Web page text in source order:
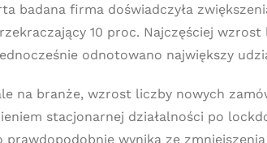
badana firma doświadczyła
10 proc. Najczęściej
odnotowano największy
na branże, wzrost liczby nowych
stacjonarnej działalności po
prawdopodobnie wynika ze